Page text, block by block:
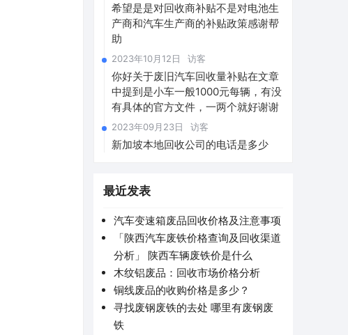
希望是是对回收商补贴不是对电池生
产商和汽车生产商的补贴政策感谢帮
助
2023年10月12日 访客
你好关于废旧汽车回收量补贴在文章
中提到是小车一般1000元每辆，有没
有具体的官方文件，一两个就好谢谢
2023年09月23日 访客
新加坡本地回收公司的电话是多少
最近发表
汽车变速箱废品回收价格及注意事项
「陕西汽车废铁价格查询及回收渠道
分析」 陕西车辆废铁价是什么
木纹铝废品：回收市场价格分析
铜线废品的收购价格是多少？
寻找废钢废铁的去处 哪里有废钢废
铁